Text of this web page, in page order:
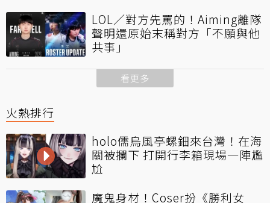
LOL／對方先罵的！Aiming離隊
聲明還原始末稱對方「不願與他
共事」
看更多
火熱排行
holo儒烏風亭螺鈿來台灣！在海
關被攔下 打開行李箱現場一陣尷
尬
魔鬼身材！Coser扮《勝利女